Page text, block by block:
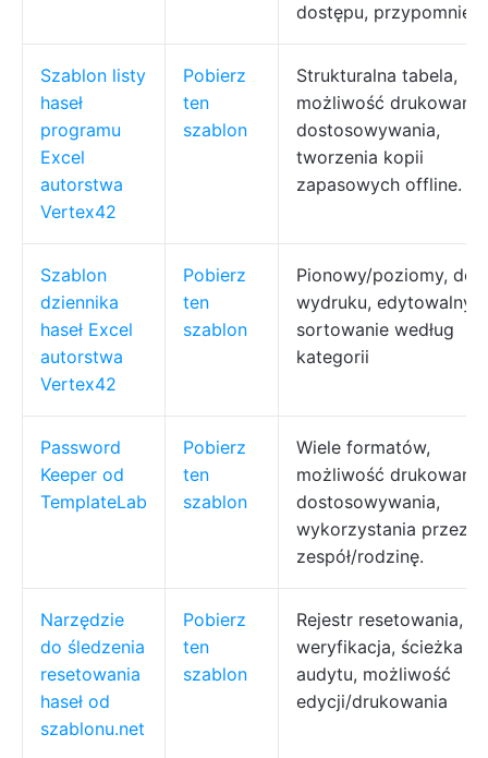
dostępu,
Szablon listy
haseł
programu
Excel
autorstwa
Vertex42
Pobierz
ten
szablon
Strukturalna tabela,
możliwość
dostosowywania,
tworzenia kopii
zapasowych offline.
Szablon
dziennika
haseł Excel
autorstwa
Vertex42
Pobierz
ten
szablon
Pionowy/poziomy, do
wydruku, edytowalny,
sortowanie według
kategorii
Password
Keeper od
TemplateLab
Pobierz
ten
szablon
Wiele formatów,
możliwość
dostosowywania,
wykorzystania przez
zespół/rodzinę.
Narzędzie
do śledzenia
resetowania
haseł od
szablonu.net
Pobierz
ten
szablon
Rejestr resetowania,
weryfikacja, ścieżka
audytu, możliwość
edycji/drukowania